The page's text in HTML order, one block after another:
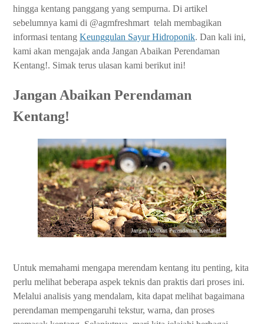
hingga kentang panggang yang sempurna. Di artikel
sebelumnya kami di @agmfreshmart telah membagikan
informasi tentang Keunggulan Sayur Hidroponik. Dan kali ini,
kami akan mengajak anda Jangan Abaikan Perendaman
Kentang!. Simak terus ulasan kami berikut ini!
Jangan Abaikan Perendaman
Kentang!
Jangan Abaikan Perendaman Kentang!
Untuk memahami mengapa merendam kentang itu penting, kita
perlu melihat beberapa aspek teknis dan praktis dari proses ini.
Melalui analisis yang mendalam, kita dapat melihat bagaimana
perendaman mempengaruhi tekstur, warna, dan proses